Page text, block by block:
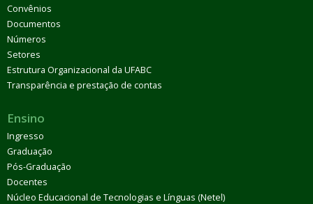
Convênios
Documentos
Números
Setores
Estrutura Organizacional da UFABC
Transparência e prestação de contas
Ensino
Ingresso
Graduação
Pós-Graduação
Docentes
Núcleo Educacional de Tecnologias e Línguas (Netel)